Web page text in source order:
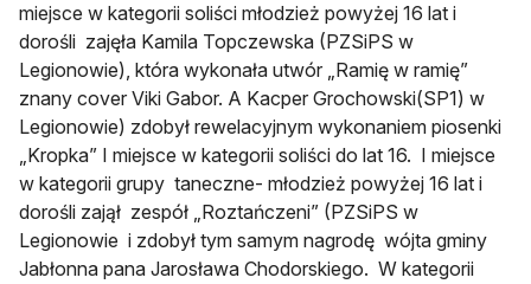
miejsce w kategorii soliści młodzież powyżej 16 lat i
dorośli zajęła Kamila Topczewska (PZSiPS w
Legionowie), która wykonała utwór „Ramię w ramię”
znany cover Viki Gabor. A Kacper Grochowski(SP1) w
Legionowie) zdobył rewelacyjnym wykonaniem piosenki
„Kropka” I miejsce w kategorii soliści do lat 16. I miejsce
w kategorii grupy taneczne- młodzież powyżej 16 lat i
dorośli zajął zespół „Roztańczeni” (PZSiPS w
Legionowie i zdobył tym samym nagrodę wójta gminy
Jabłonna pana Jarosława Chodorskiego. W kategorii